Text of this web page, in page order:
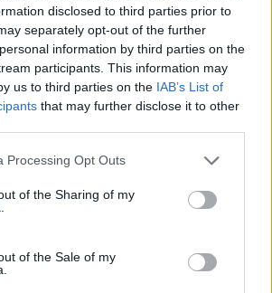
disclosed to third parties prior to
separately opt-out of the further
information by third parties on the
participants. This information may
us to third parties on the IAB’s List of
that may further disclose it to other
website/app uses one or more Google
or usage behaviour. You may click to
to Google and its third-party tags to
specified purposes in below Google
Processing Opt Outs
of the Sharing of my
of the Sale of my